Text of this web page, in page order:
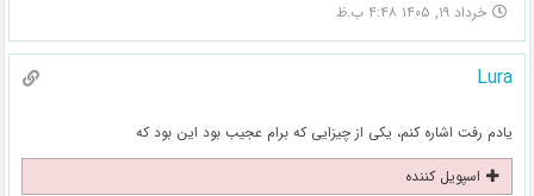
خرداد ۱۹, ۱۴۰۵ ۴:۴۸ ب.ظ
Lura
یادم رفت اشاره کنم، یکی از چیزایی که برام عجیب بود این بود که
اسپویل کننده